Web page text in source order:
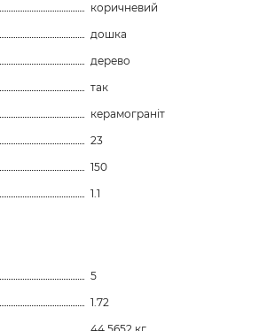
коричневий
дошка
дерево
так
керамограніт
23
150
1.1
5
1.72